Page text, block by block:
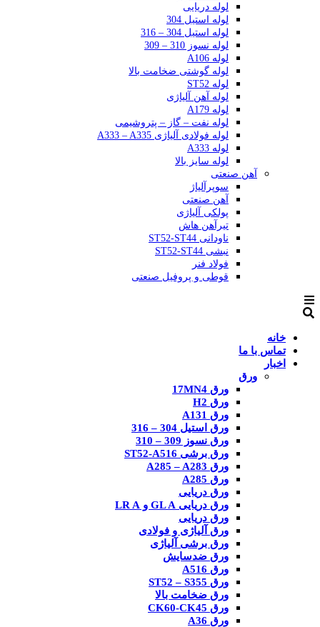
لوله دریایی
لوله استیل 304
لوله استیل 304 – 316
لوله نسوز 310 – 309
لوله A106
لوله گوشتی ضخامت بالا
لوله ST52
لوله آهن آلیاژی
لوله A179
لوله نفت – گاز – پتروشیمی
لوله فولادی آلیاژی A333 – A335
لوله A333
لوله سایز بالا
آهن صنعتی
سوپرآلیاژ
آهن صنعتی
پولکی آلیاژی
تیرآهن هاش
ناودانی ST52-ST44
نبشی ST52-ST44
فولاد فنر
قوطی و پروفیل صنعتی
خانه
تماس با ما
اخبار
ورق
ورق 17MN4
ورق H2
ورق A131
ورق استیل 304 – 316
ورق نسوز 309 – 310
ورق برشی ST52-A516
ورق A285 – A283
ورق A285
ورق دریایی
ورق دریایی GL A و LR A
ورق دریایی
ورق آلیاژی و فولادی
ورق برشی آلیاژی
ورق ضدسایش
ورق A516
ورق ST52 – S355
ورق ضخامت بالا
ورق CK60-CK45
ورق A36